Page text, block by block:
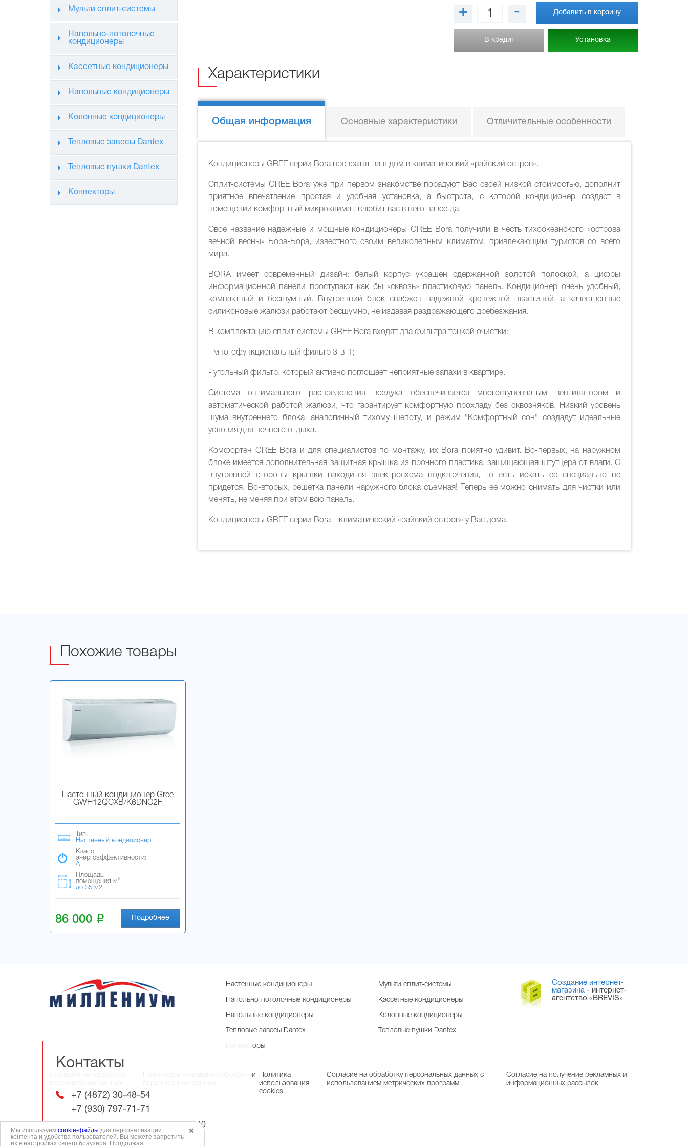
Мульти сплит-системы
Напольно-потолочные
кондиционеры
Кассетные кондиционеры
Напольные кондиционеры
Колонные кондиционеры
Тепловые завесы Dantex
Тепловые пушки Dantex
Конвекторы
+ - Добавить в корзину
В кредит Установка
Характеристики
Общая информация Основные характеристики Отличительные особенности
Кондиционеры GREE серии Bora превратят ваш дом в климатический «райский остров».
Сплит-системы GREE Bora уже при первом знакомстве порадуют Вас своей низкой стоимостью, дополнит
приятное впечатление простая и удобная установка, а быстрота, с которой кондиционер создаст в
помещении комфортный микроклимат, влюбит вас в него навсегда.
Свое название надежные и мощные кондиционеры GREE Bora получили в честь тихоокеанского «острова
вечной весны» Бора-Бора, известного своим великолепным климатом, привлекающим туристов со всего
мира.
BORA имеет современный дизайн: белый корпус украшен сдержанной золотой полоской, а цифры
информационной панели проступают как бы «сквозь» пластиковую панель. Кондиционер очень удобный,
компактный и бесшумный. Внутренний блок снабжен надежной крепежной пластиной, а качественные
силиконовые жалюзи работают бесшумно, не издавая раздражающего дребезжания.
В комплектацию сплит-системы GREE Bora входят два фильтра тонкой очистки:
- многофункциональный фильтр 3-в-1;
- угольный фильтр, который активно поглощает неприятные запахи в квартире.
Система оптимального распределения воздуха обеспечивается многоступенчатым вентилятором и
автоматической работой жалюзи, что гарантирует комфортную прохладу без сквозняков. Низкий уровень
шума внутреннего блока, аналогичный тихому шепоту, и режим "Комфортный сон" создадут идеальные
условия для ночного отдыха.
Комфортен GREE Bora и для специалистов по монтажу, их Bora приятно удивит. Во-первых, на наружном
блоке имеется дополнительная защитная крышка из прочного пластика, защищающая штутцера от влаги. С
внутренней стороны крышки находится электросхема подключения, то есть искать ее специально не
придется. Во-вторых, решетка панели наружного блока съемная! Теперь ее можно снимать для чистки или
менять, не меняя при этом всю панель.
Кондиционеры GREE серии Bora – климатический «райский остров» у Вас дома.
Похожие товары
Настенный кондиционер Gree
GWH12QCXB/K6DNC2F
Тип:
Настенный кондиционер
Класс
энергоэффективности:
A
Площадь
помещения м2:
до 35 м2
86 000 i Подробнее
Контакты
+7 (4872) 30-48-54
+7 (930) 797-71-71
Россия, г. Тула. ул. Оборонная, д.40
Настенные кондиционеры Мульти сплит-системы
Напольно-потолочные кондиционеры Кассетные кондиционеры
Напольные кондиционеры Колонные кондиционеры
Тепловые завесы Dantex Тепловые пушки Dantex
Конвекторы
Создание интернет-
магазина - интернет-
агентство «BREVIS»
Политика в отношении обработки
Политика
использования
cookies
Согласие на обработку персональных данных с
использованием метрических программ
Согласие на получение рекламных и
информационных рассылок
✖️
Мы используем cookie-файлы для персонализации
контента и удобства пользователей. Вы можете запретить
их в настройках своего браузера. Продолжая